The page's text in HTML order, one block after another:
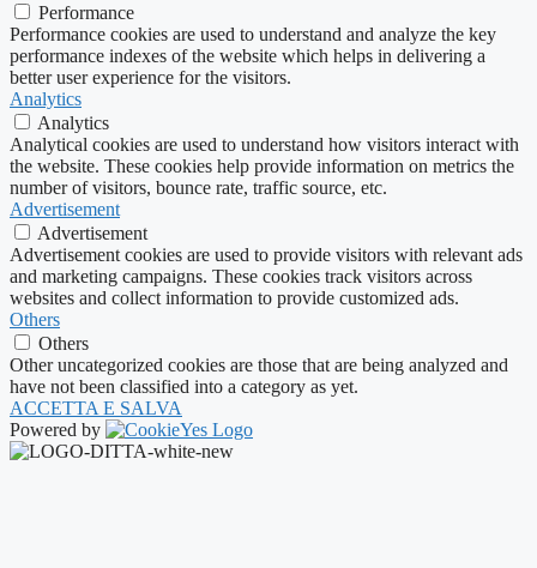
Performance
Performance cookies are used to understand and analyze the key
performance indexes of the website which helps in delivering a
better user experience for the visitors.
Analytics
Analytics
Analytical cookies are used to understand how visitors interact with
the website. These cookies help provide information on metrics the
number of visitors, bounce rate, traffic source, etc.
Advertisement
Advertisement
Advertisement cookies are used to provide visitors with relevant ads
and marketing campaigns. These cookies track visitors across
websites and collect information to provide customized ads.
Others
Others
Other uncategorized cookies are those that are being analyzed and
have not been classified into a category as yet.
ACCETTA E SALVA
Powered by